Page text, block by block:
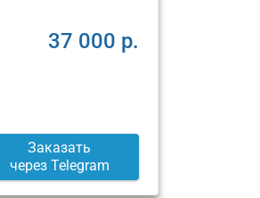
37 000 р.
Заказать
через Telegram